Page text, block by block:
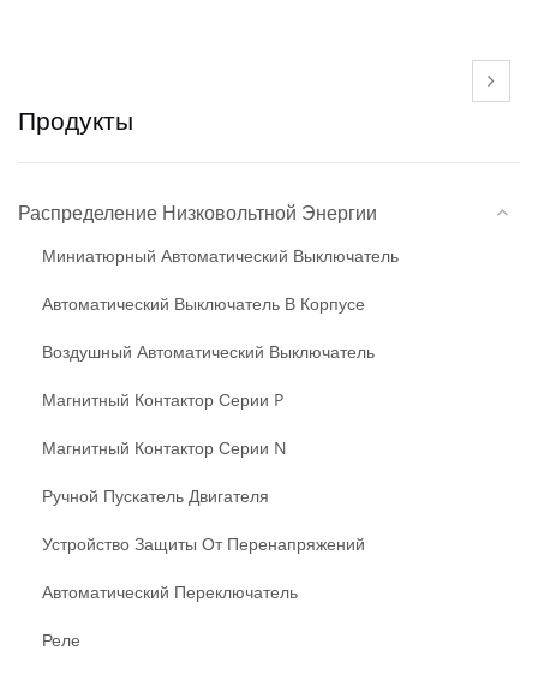
Продукты
Распределение Низковольтной Энергии
Миниатюрный Автоматический Выключатель
Автоматический Выключатель В Корпусе
Воздушный Автоматический Выключатель
Магнитный Контактор Серии P
Магнитный Контактор Серии N
Ручной Пускатель Двигателя
Устройство Защиты От Перенапряжений
Автоматический Переключатель
Реле